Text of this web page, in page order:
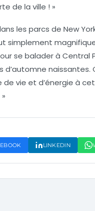
de la ville ! »
les parcs de New
simplement
se balader à Central
d’automne naissantes.
de vie et d’énergie à
LINKEDIN